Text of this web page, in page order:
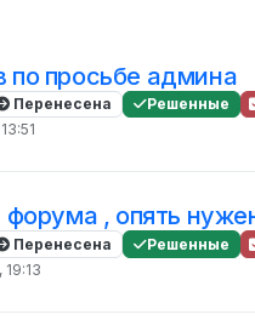
по просьбе админа
Перенесена Решенные
форума , опять
Перенесена Решенные
19:13